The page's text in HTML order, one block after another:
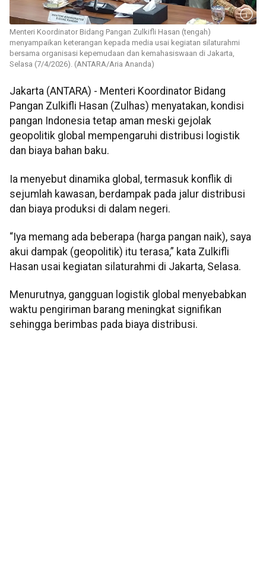
Menteri Koordinator Bidang Pangan Zulkifli Hasan (tengah)
menyampaikan keterangan kepada media usai kegiatan silaturahmi
bersama organisasi kepemudaan dan kemahasiswaan di Jakarta,
Selasa (7/4/2026). (ANTARA/Aria Ananda)
Jakarta (ANTARA) - Menteri Koordinator Bidang
Pangan Zulkifli Hasan (Zulhas) menyatakan, kondisi
pangan Indonesia tetap aman meski gejolak
geopolitik global mempengaruhi distribusi logistik
dan biaya bahan baku.
Ia menyebut dinamika global, termasuk konflik di
sejumlah kawasan, berdampak pada jalur distribusi
dan biaya produksi di dalam negeri.
“Iya memang ada beberapa (harga pangan naik), saya
akui dampak (geopolitik) itu terasa,” kata Zulkifli
Hasan usai kegiatan silaturahmi di Jakarta, Selasa.
Menurutnya, gangguan logistik global menyebabkan
waktu pengiriman barang meningkat signifikan
sehingga berimbas pada biaya distribusi.